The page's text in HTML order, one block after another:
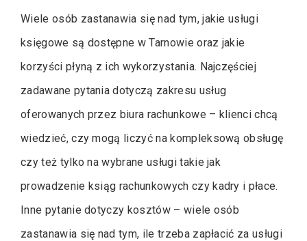
Wiele osób zastanawia się nad tym, jakie usługi
księgowe są dostępne w Tarnowie oraz jakie
korzyści płyną z ich wykorzystania. Najczęściej
zadawane pytania dotyczą zakresu usług
oferowanych przez biura rachunkowe – klienci chcą
wiedzieć, czy mogą liczyć na kompleksową obsługę
czy też tylko na wybrane usługi takie jak
prowadzenie ksiąg rachunkowych czy kadry i płace.
Inne pytanie dotyczy kosztów – wiele osób
zastanawia się nad tym, ile trzeba zapłacić za usługi